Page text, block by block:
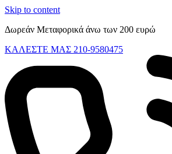
Skip to content
Δωρεάν Μεταφορικά άνω των 200 ευρώ
ΚΑΛΕΣΤΕ ΜΑΣ 210-9580475